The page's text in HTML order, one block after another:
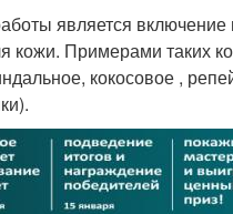
является включение
Примерами таких
кокосовое ,